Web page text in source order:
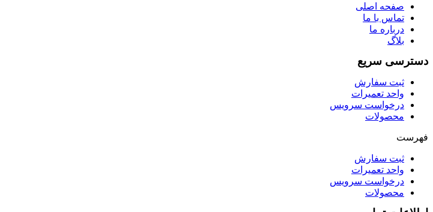
صفحه اصلی
تماس با ما
درباره ما
بلاگ
دسترسی سریع
ثبت سفارش
واحد تعمیرات
درخواست سرویس
محصولات
فهرست
ثبت سفارش
واحد تعمیرات
درخواست سرویس
محصولات